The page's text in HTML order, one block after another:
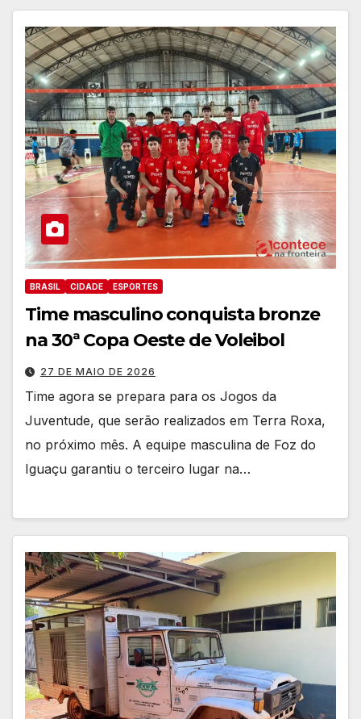
BRASIL CIDADE ESPORTES
Time masculino conquista bronze
na 30ª Copa Oeste de Voleibol
27 DE MAIO DE 2026
Time agora se prepara para os Jogos da
Juventude, que serão realizados em Terra Roxa,
no próximo mês. A equipe masculina de Foz do
Iguaçu garantiu o terceiro lugar na…